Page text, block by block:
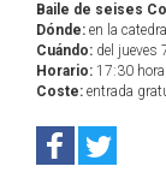
Baile de seises
Dónde: en la
Cuándo: del jueves
Horario: 17:30
Coste: entrada